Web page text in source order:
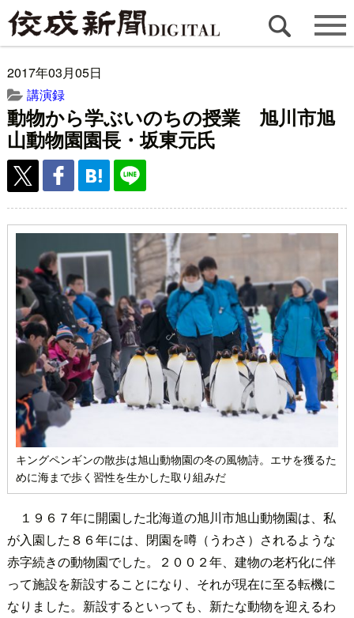
2017年03月05日
講演録
動物から学ぶいのちの授業 旭川市旭
山動物園園長・坂東元氏
キングペンギンの散歩は旭山動物園の冬の風物詩。エサを獲るた
めに海まで歩く習性を生かした取り組みだ
１９６７年に開園した北海道の旭川市旭山動物園は、私
が入園した８６年には、閉園を噂（うわさ）されるような
赤字続きの動物園でした。２００２年、建物の老朽化に伴
って施設を新設することになり、それが現在に至る転機に
なりました。新設するといっても、新たな動物を迎えるわ